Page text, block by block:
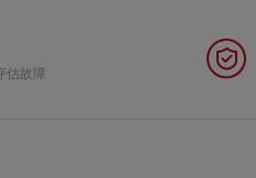
估故障